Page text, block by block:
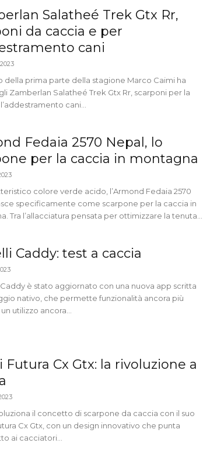
Salatheé Trek Gtx Rr,
da caccia e per
cani
della prima parte della stagione Marco Caimi ha
Zamberlan Salatheé Trek Gtx Rr, scarponi per la
cani...
Fedaia 2570 Nepal, lo
per la caccia in montagna
colore verde acido, l’Armond Fedaia 2570
specificamente come scarpone per la caccia in
Tra l’allacciatura pensata per ottimizzare la tenuta...
Caddy: test a caccia
è stato aggiornato con una nuova app scritta
nativo, che permette funzionalità ancora più
utilizzo ancora...
Futura Cx Gtx: la rivoluzione a
il concetto di scarpone da caccia con il suo
Cx Gtx, con un design innovativo che punta
ai cacciatori...